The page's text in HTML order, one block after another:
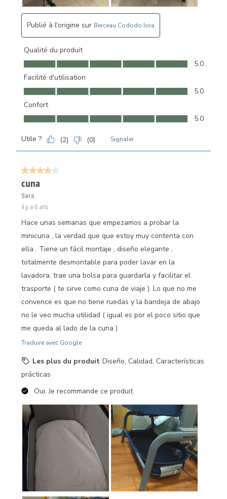
Publié à l'origine sur Berceau Cododo Iora
Qualité du produit
Qualité du produit, 5.0 sur 5
5.0
Facilité d'utilisation
Facilité d'utilisation, 5.0 sur 5
5.0
Confort
Confort, 5.0 sur 5
5.0
Utile ? (2) (0) Signaler
4 sur 5 étoiles.
cuna
Sara
il y a 6 ans
Hace unas semanas que empezamos a probar la
minicuna , la verdad que que estoy muy contenta con
ella . Tiene un fácil montaje , diseño elegante ,
totalmente desmontable para poder lavar en la
lavadora. trae una bolsa para guardarla y facilitar el
trasporte ( te sirve como cuna de viaje ). Lo que no me
convence es que no tiene ruedas y la bandeja de abajo
no le veo mucha utilidad ( igual es por el poco sitio que
me queda al lado de la cuna )
Traduire avec Google
Les plus du produit Diseño, Calidad, Características
prácticas
Oui, Je recommande ce produit.